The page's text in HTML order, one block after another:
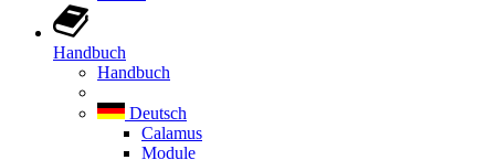
Handbuch
Handbuch
Deutsch
Calamus
Module